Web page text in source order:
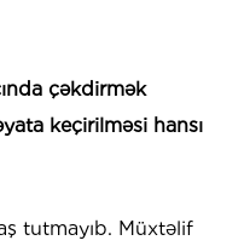
çəkdirmək
keçirilməsi hansı
tutmayıb. Müxtəlif